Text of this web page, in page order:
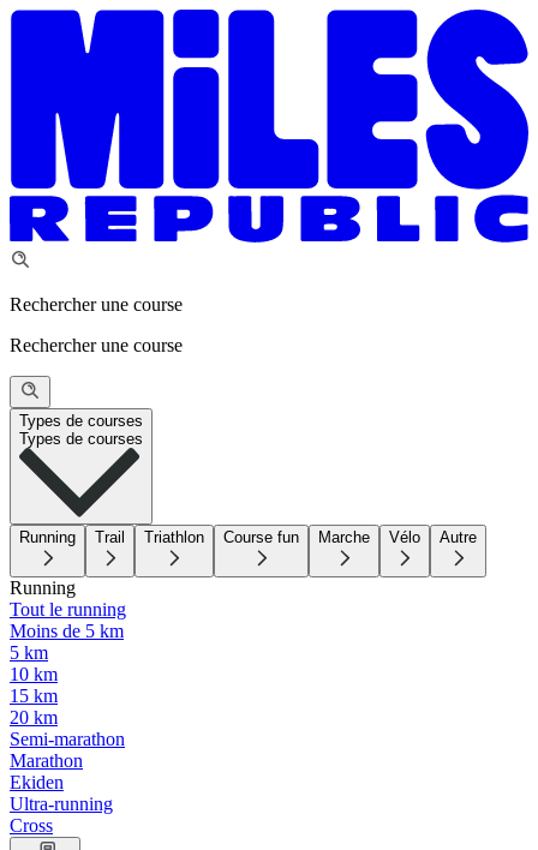
Rechercher une course
Rechercher une course
Types de courses
Types de courses
Running Trail Triathlon Course fun Marche Vélo Autre
Running
Tout le running
Moins de 5 km
5 km
10 km
15 km
20 km
Semi-marathon
Marathon
Ekiden
Ultra-running
Cross